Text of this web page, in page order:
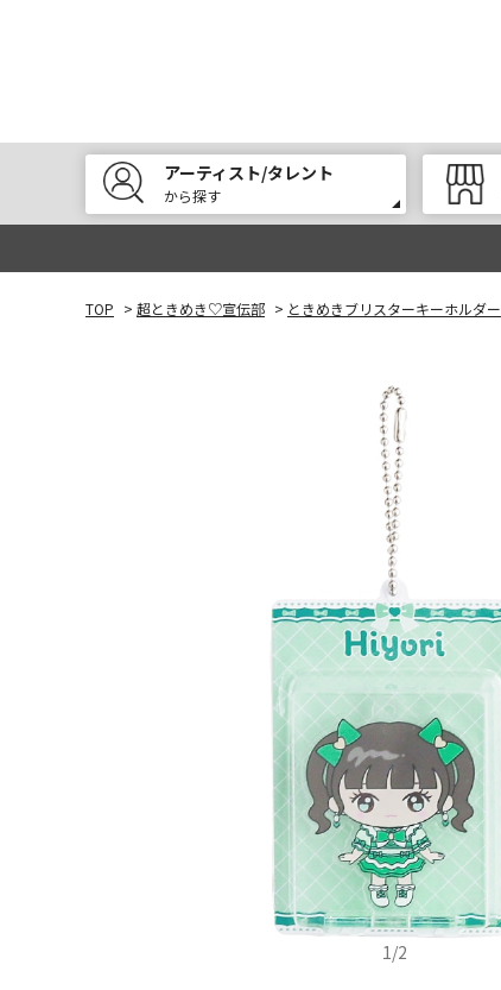
アーティスト/タレント
から探す
TOP > 超ときめき♡宣伝部 > ときめきブリスターキーホルダー
1/2